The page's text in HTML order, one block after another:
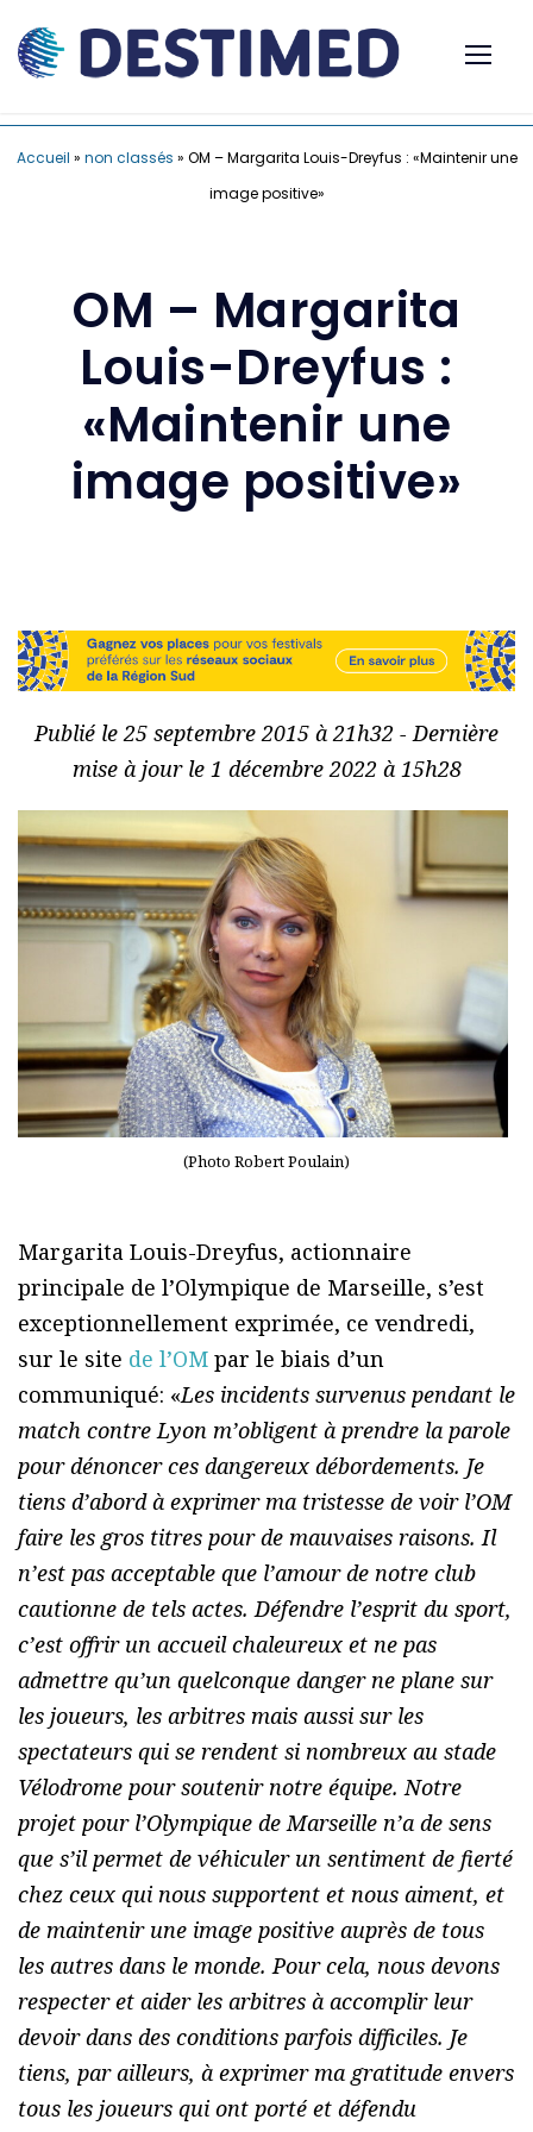
Accueil » non classés » OM – Margarita Louis-Dreyfus : «Maintenir une
image positive»
OM – Margarita
Louis-Dreyfus :
«Maintenir une
image positive»
Publié le 25 septembre 2015 à 21h32 - Dernière
mise à jour le 1 décembre 2022 à 15h28
(Photo Robert Poulain)
Margarita Louis-Dreyfus, actionnaire
principale de l’Olympique de Marseille, s’est
exceptionnellement exprimée, ce vendredi,
sur le site de l’OM par le biais d’un
communiqué: «Les incidents survenus pendant le
match contre Lyon m’obligent à prendre la parole
pour dénoncer ces dangereux débordements. Je
tiens d’abord à exprimer ma tristesse de voir l’OM
faire les gros titres pour de mauvaises raisons. Il
n’est pas acceptable que l’amour de notre club
cautionne de tels actes. Défendre l’esprit du sport,
c’est offrir un accueil chaleureux et ne pas
admettre qu’un quelconque danger ne plane sur
les joueurs, les arbitres mais aussi sur les
spectateurs qui se rendent si nombreux au stade
Vélodrome pour soutenir notre équipe. Notre
projet pour l’Olympique de Marseille n’a de sens
que s’il permet de véhiculer un sentiment de fierté
chez ceux qui nous supportent et nous aiment, et
de maintenir une image positive auprès de tous
les autres dans le monde. Pour cela, nous devons
respecter et aider les arbitres à accomplir leur
devoir dans des conditions parfois difficiles. Je
tiens, par ailleurs, à exprimer ma gratitude envers
tous les joueurs qui ont porté et défendu